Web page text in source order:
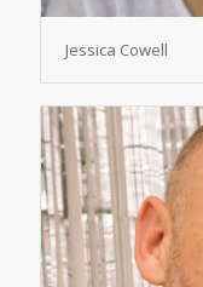
Jessica Cowell